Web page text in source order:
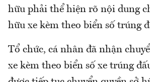
hữu phải thể hiện rõ nội dung
hữu xe kèm theo biển số trúng
Tổ chức, cá nhân đã nhận
xe kèm theo biển số xe trúng